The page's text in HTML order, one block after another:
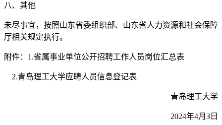
八、其他
未尽事宜，按照山东省委组织部、山东省人力资源和社会保障
厅相关规定执行。
附件：1.省属事业单位公开招聘工作人员岗位汇总表
2.青岛理工大学应聘人员信息登记表
青岛理工大学
2024年4月3日